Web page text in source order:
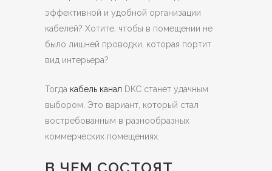
эффективной и удобной организации
кабелей? Хотите, чтобы в помещении не
было лишней проводки, которая портит
вид интерьера?
Тогда кабель канал DKC станет удачным
выбором. Это вариант, который стал
востребованным в разнообразных
коммерческих помещениях.